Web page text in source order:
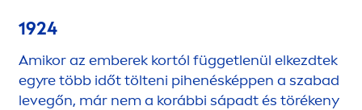
1924
Amikor az emberek kortól függetlenül elkezdtek
egyre több időt tölteni pihenésképpen a szabad
levegőn, már nem a korábbi sápadt és törékeny